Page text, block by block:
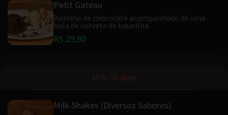
Petit Gateau
Bolinho de chocolate acompanhado de uma
bola de sorvete de baunilha.
R$ 29,90
Milk-Shakes
Milk-Shakes (Diversos Sabores)